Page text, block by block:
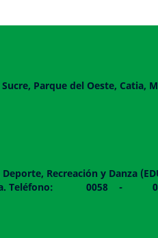
Parque del Oeste, Catia,
Recreación y Danza
Venezuela. Teléfono: